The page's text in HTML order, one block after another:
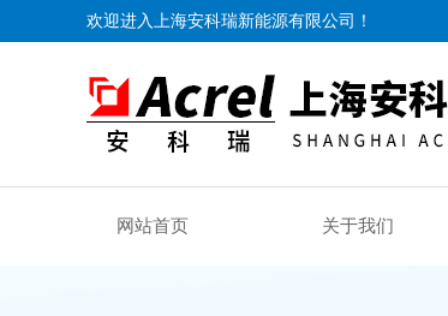
欢迎进入上海安科瑞新能源有限公司！
网站首页 关于我们